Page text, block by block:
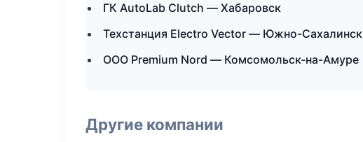
ГК AutoLab Clutch — Хабаровск
Техстанция Electro Vector — Южно-Сахалинск
ООО Premium Nord — Комсомольск-на-Амуре
Другие компании